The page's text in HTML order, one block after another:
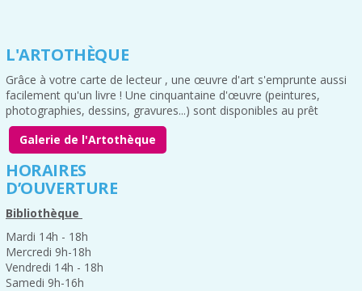
L'ARTOTHÈQUE
Grâce à votre carte de lecteur , une œuvre d'art s'emprunte aussi
facilement qu'un livre ! Une cinquantaine d'œuvre (peintures,
photographies, dessins, gravures...) sont disponibles au prêt
Galerie de l'Artothèque
HORAIRES
D’OUVERTURE
Bibliothèque
Mardi 14h - 18h
Mercredi 9h-18h
Vendredi 14h - 18h
Samedi 9h-16h